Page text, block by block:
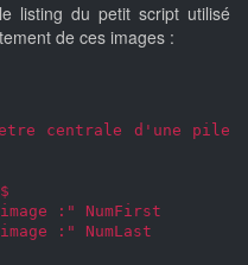
listing du petit script utilisé
de ces images :
centrale d'une pile
:" NumFirst
:" NumLast